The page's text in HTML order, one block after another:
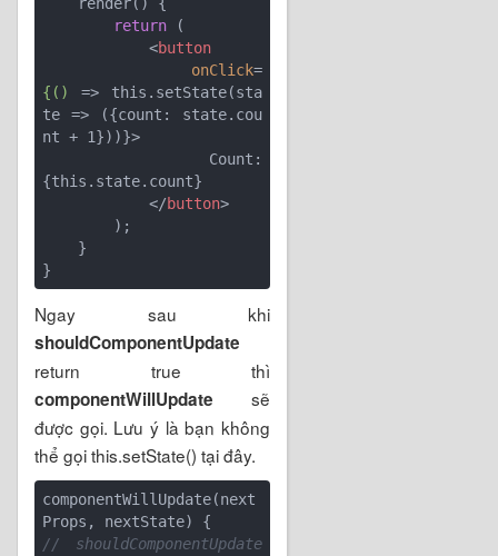
return (
<button
onClick=
{()
=> this.setState(sta
te => ({count: state.cou
nt + 1}))}>
{this.state.count}
</button>
Ngay sau khi
shouldComponentUpdate
return true thì
componentWillUpdate sẽ
được gọi. Lưu ý là bạn không
thể gọi this.setState() tại đây.
componentWillUpdate(next
// shouldComponentUpdate